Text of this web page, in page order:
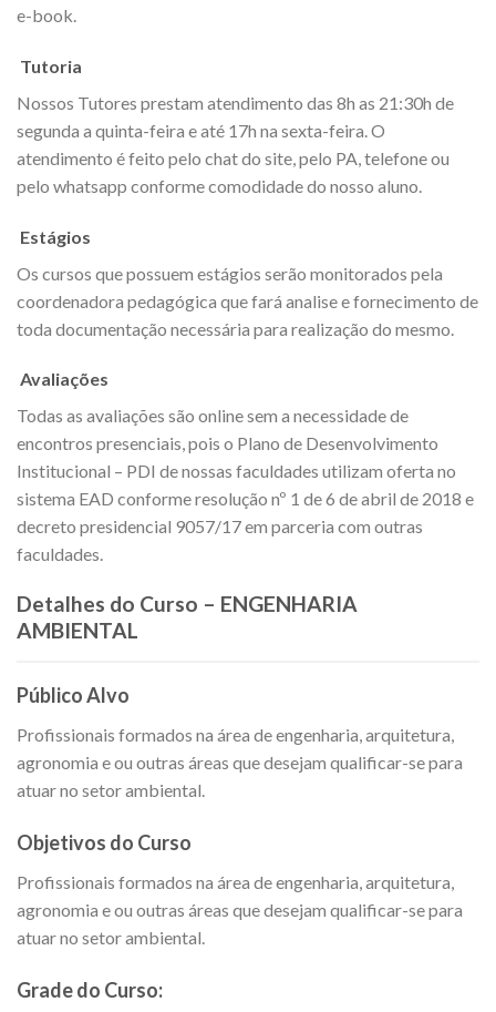
e-book.
Tutoria
Nossos Tutores prestam atendimento das 8h as 21:30h de
segunda a quinta-feira e até 17h na sexta-feira. O
atendimento é feito pelo chat do site, pelo PA, telefone ou
pelo whatsapp conforme comodidade do nosso aluno.
Estágios
Os cursos que possuem estágios serão monitorados pela
coordenadora pedagógica que fará analise e fornecimento de
toda documentação necessária para realização do mesmo.
Avaliações
Todas as avaliações são online sem a necessidade de
encontros presenciais, pois o Plano de Desenvolvimento
Institucional – PDI de nossas faculdades utilizam oferta no
sistema EAD conforme resolução nº 1 de 6 de abril de 2018 e
decreto presidencial 9057/17 em parceria com outras
faculdades.
Detalhes do Curso – ENGENHARIA
AMBIENTAL
Público Alvo
Profissionais formados na área de engenharia, arquitetura,
agronomia e ou outras áreas que desejam qualificar-se para
atuar no setor ambiental.
Objetivos do Curso
Profissionais formados na área de engenharia, arquitetura,
agronomia e ou outras áreas que desejam qualificar-se para
atuar no setor ambiental.
Grade do Curso: